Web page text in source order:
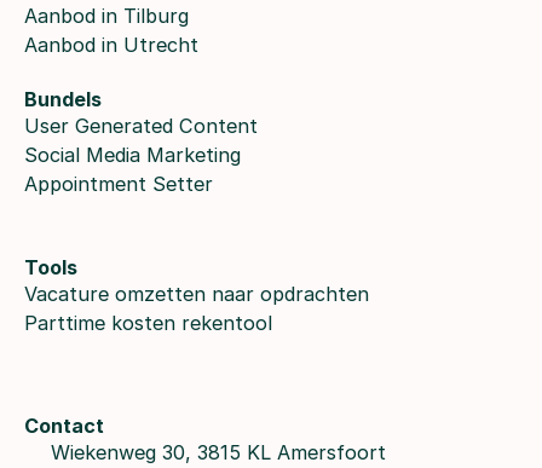
Aanbod in Tilburg
Aanbod in Utrecht
Bundels
User Generated Content
Social Media Marketing
Appointment Setter
Tools
Vacature omzetten naar opdrachten
Parttime kosten rekentool
Contact
Wiekenweg 30, 3815 KL Amersfoort